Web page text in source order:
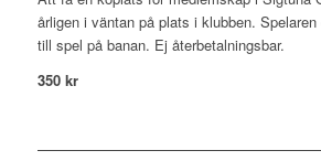
årligen i väntan på plats i klubben.
till spel på banan. Ej återbetalningsbar.
350 kr